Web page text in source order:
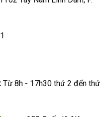
Từ 8h - 17h30 thứ 2 đến thứ